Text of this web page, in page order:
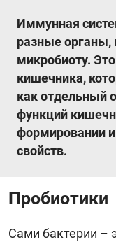
Иммунная
разные органы,
микробиоту.
кишечника,
как отдельный
функций
формировании
свойств.
Пробиотики
Сами бактерии –